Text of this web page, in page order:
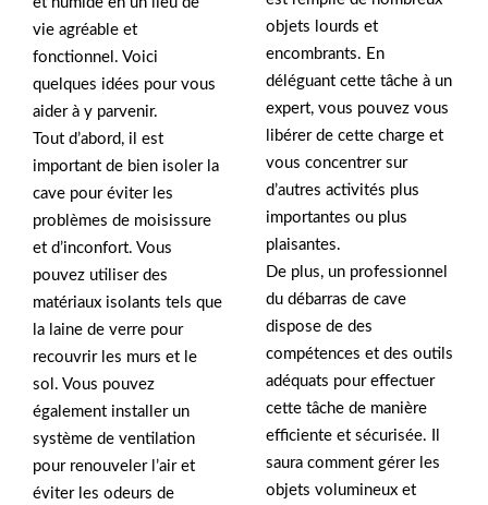
vie agréable et
fonctionnel. Voici
quelques idées pour vous
aider à y parvenir.
Tout d’abord, il est
important de bien isoler la
cave pour éviter les
problèmes de moisissure
et d’inconfort. Vous
pouvez utiliser des
matériaux isolants tels que
la laine de verre pour
recouvrir les murs et le
sol. Vous pouvez
également installer un
système de ventilation
pour renouveler l’air et
éviter les odeurs de
objets lourds et
encombrants. En
déléguant cette tâche à un
expert, vous pouvez vous
libérer de cette charge et
vous concentrer sur
d’autres activités plus
importantes ou plus
plaisantes.
De plus, un professionnel
du débarras de cave
dispose de des
compétences et des outils
adéquats pour effectuer
cette tâche de manière
efficiente et sécurisée. Il
saura comment gérer les
objets volumineux et